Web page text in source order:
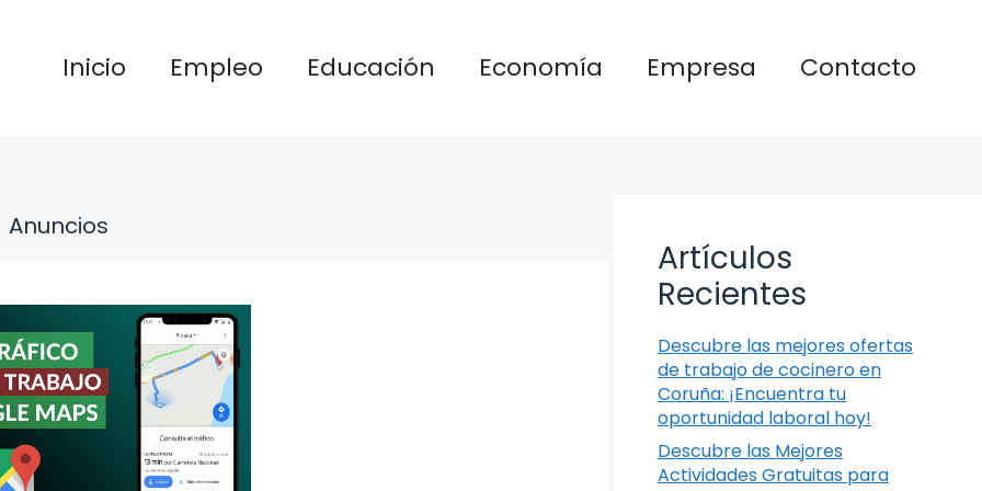
Inicio Empleo Educación Economía Empresa Contacto
Anuncios
Artículos
Recientes
Descubre las mejores ofertas
de trabajo de cocinero en
Coruña: ¡Encuentra tu
oportunidad laboral hoy!
Descubre las Mejores
Actividades Gratuitas para